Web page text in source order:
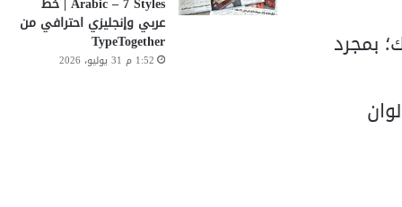
بمجرد
عربي وإنجليزي احترافي من
TypeTogether
1:52 م 31 يوليو، 2026